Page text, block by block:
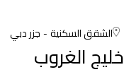
الشقق السكنية جزر دبي
خليج الغروب